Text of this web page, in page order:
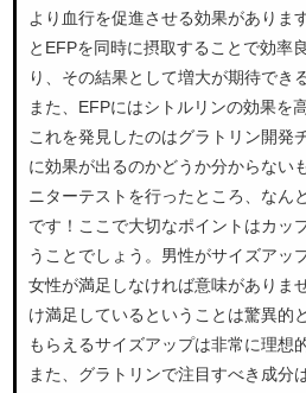
より血行を促進させる効果がありま
とEFPを同時に摂取することで効率
り、その結果として増大が期待でき
また、EFPにはシトルリンの効果を
これを発見したのはグラトリン開発
に効果が出るのかどうか分からない
ニターテストを行ったところ、なん
です！ここで大切なポイントはカッ
うことでしょう。男性がサイズアッ
女性が満足しなければ意味がありま
け満足しているということは驚異的
もらえるサイズアップは非常に理想
また、グラトリンで注目すべき成分